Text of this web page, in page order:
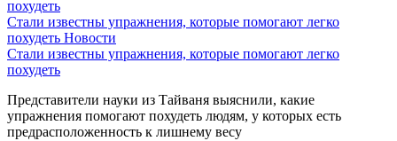
Стали известны упражнения, которые помогают легко
похудеть Новости
Стали известны упражнения, которые помогают легко
похудеть
Представители науки из Тайваня выяснили, какие
упражнения помогают похудеть людям, у которых есть
предрасположенность к лишнему весу